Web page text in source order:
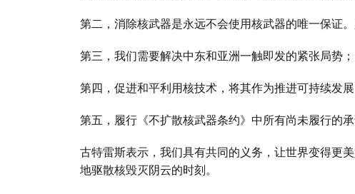
第二，消除核武器是永远不会使用核武器的唯一保证
第三，我们需要解决中东和亚洲一触即发的紧张局势；
第四，促进和平利用核技术，将其作为推进可持续发
第五，履行《不扩散核武器条约》中所有尚未履行的
古特雷斯表示，我们具有共同的义务，让世界变得更
地驱散核毁灭阴云的时刻。